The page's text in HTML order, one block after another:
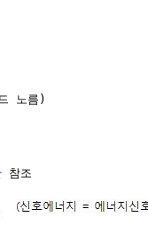
노름)
참조